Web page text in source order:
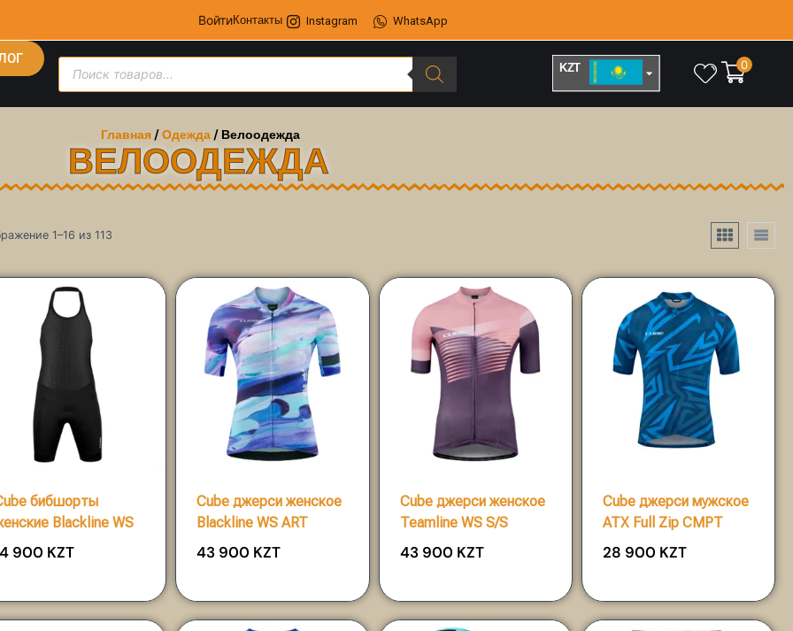
ВойтиКонтакты Instagram WhatsApp
KZT 0
Главная /Одежда / Велоодежда
ВЕЛООДЕЖДА
1–16 из 113
бибшорты
Blackline WS
900 KZT
Cube джерси женское
Blackline WS ART
43 900 KZT
Cube джерси женское
Teamline WS S/S
43 900 KZT
Cube джерси мужское
ATX Full Zip CMPT
28 900 KZT